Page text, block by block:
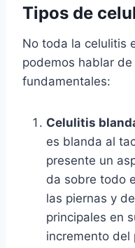
Tipos de
No toda la celulitis
podemos hablar
fundamentales:
Celulitis
es blanda al
presente un
da sobre todo
las piernas y
principales en
incremento del